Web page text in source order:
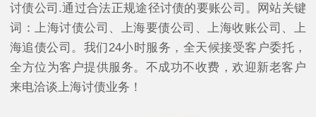
讨债公司.通过合法正规途径讨债的要账公司。网站关键
词：上海讨债公司、上海要债公司、上海收账公司、上
海追债公司。我们24小时服务，全天候接受客户委托，
全方位为客户提供服务。不成功不收费，欢迎新老客户
来电洽谈上海讨债业务！